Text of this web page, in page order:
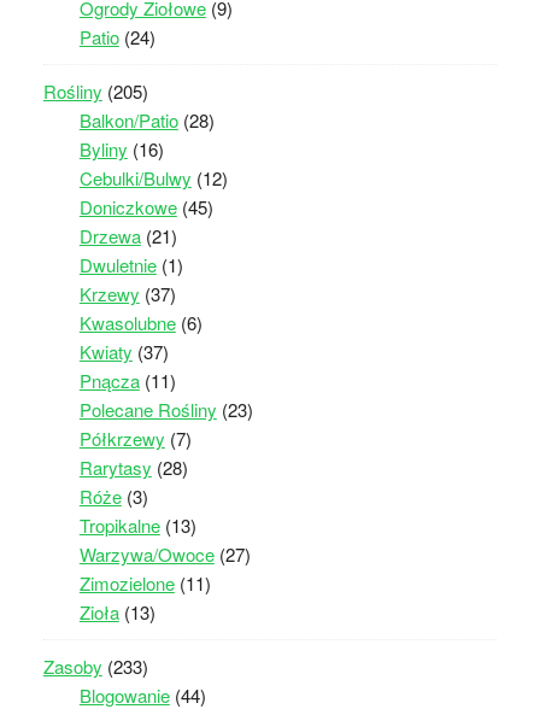
Ogrody Ziołowe(9)
Patio(24)
Rośliny (205)
Balkon/Patio(28)
Byliny (16)
Cebulki/Bulwy (12)
Doniczkowe(45)
Drzewa(21)
Dwuletnie(1)
Krzewy (37)
Kwasolubne(6)
Kwiaty (37)
Pnącza(11)
Polecane Rośliny (23)
Półkrzewy (7)
Rarytasy (28)
Róże(3)
Tropikalne(13)
Warzywa/Owoce(27)
Zimozielone(11)
Zioła(13)
Zasoby (233)
Blogowanie(44)